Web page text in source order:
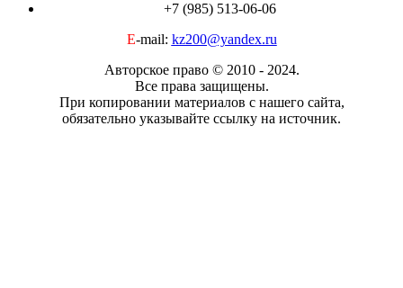
+7 (985) 513-06-06
E-mail: kz200@yandex.ru
Авторское право © 2010 - 2024.
Все права защищены.
При копировании материалов с нашего сайта,
обязательно указывайте ссылку на источник.